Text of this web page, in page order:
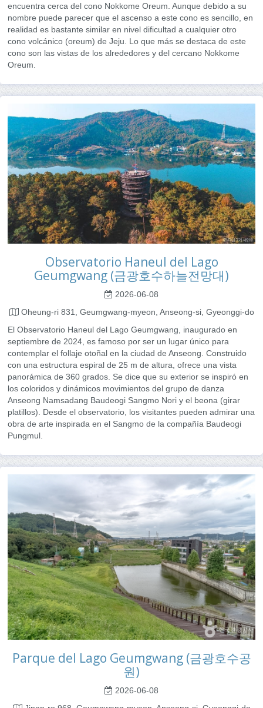
encuentra cerca del cono Nokkome Oreum. Aunque debido a su
nombre puede parecer que el ascenso a este cono es sencillo, en
realidad es bastante similar en nivel dificultad a cualquier otro
cono volcánico (oreum) de Jeju. Lo que más se destaca de este
cono son las vistas de los alrededores y del cercano Nokkome
Oreum.
Observatorio Haneul del Lago
Geumgwang (금광호수하늘전망대)
2026-06-08
Oheung-ri 831, Geumgwang-myeon, Anseong-si, Gyeonggi-do
El Observatorio Haneul del Lago Geumgwang, inaugurado en
septiembre de 2024, es famoso por ser un lugar único para
contemplar el follaje otoñal en la ciudad de Anseong. Construido
con una estructura espiral de 25 m de altura, ofrece una vista
panorámica de 360 ​​grados. Se dice que su exterior se inspiró en
los coloridos y dinámicos movimientos del grupo de danza
Anseong Namsadang Baudeogi Sangmo Nori y el beona (girar
platillos). Desde el observatorio, los visitantes pueden admirar una
obra de arte inspirada en el Sangmo de la compañía Baudeogi
Pungmul.
Parque del Lago Geumgwang (금광호수공
원)
2026-06-08